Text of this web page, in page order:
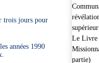
trois jours pour
années 1990
supérieur
Le Livre
partie)